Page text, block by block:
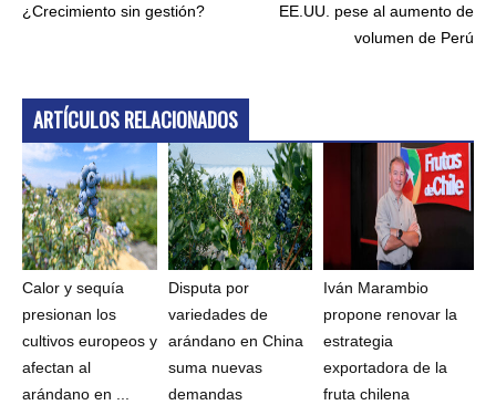
¿Crecimiento sin gestión?
EE.UU. pese al aumento de
volumen de Perú
ARTÍCULOS RELACIONADOS
Calor y sequía
presionan los
cultivos europeos y
afectan al
arándano en ...
Disputa por
variedades de
arándano en China
suma nuevas
demandas
Iván Marambio
propone renovar la
estrategia
exportadora de la
fruta chilena